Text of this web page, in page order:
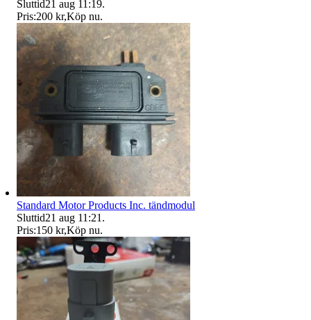
Sluttid21 aug 11:19.
Pris:200 kr,Köp nu.
Standard Motor Products Inc. tändmodul
Sluttid21 aug 11:21 .
Pris:150 kr,Köp nu.